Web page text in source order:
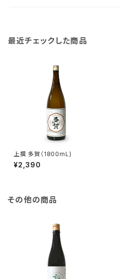
最近チェックした商品
上撰 多賀（1800mL)
¥2,390
その他の商品